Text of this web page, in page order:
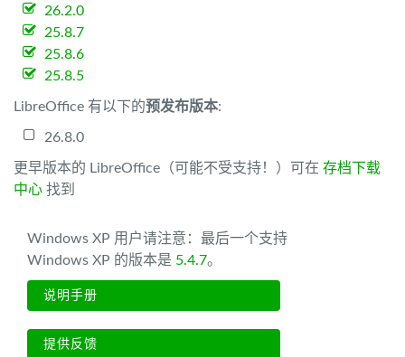
26.2.0
25.8.7
25.8.6
25.8.5
LibreOffice 有以下的预发布版本:
26.8.0
更早版本的 LibreOffice（可能不受支持！）可在 存档下载
中心 找到
Windows XP 用户请注意：最后一个支持
Windows XP 的版本是 5.4.7。
说明手册
提供反馈